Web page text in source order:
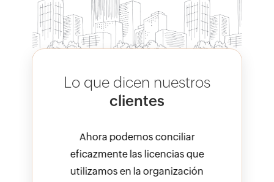
Lo que dicen nuestros
clientes
Ahora podemos conciliar
eficazmente las licencias que
utilizamos en la organización